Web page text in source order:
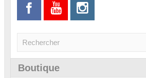
Boutique